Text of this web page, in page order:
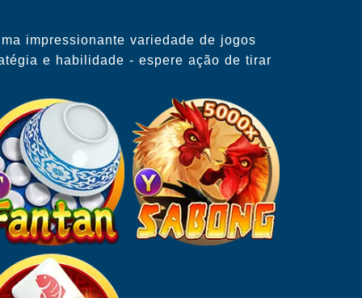
impressionante variedade de jogos
e habilidade - espere ação de tirar